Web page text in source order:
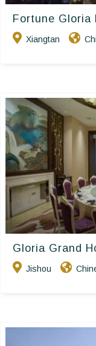
Fortune Gloria
Xiangtan
Gloria Grand
Jishou